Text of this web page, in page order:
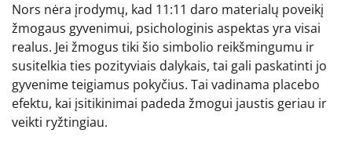
Nors nėra įrodymų, kad 11:11 daro materialų poveikį
žmogaus gyvenimui, psichologinis aspektas yra visai
realus. Jei žmogus tiki šio simbolio reikšmingumu ir
susitelkia ties pozityviais dalykais, tai gali paskatinti jo
gyvenime teigiamus pokyčius. Tai vadinama placebo
efektu, kai įsitikinimai padeda žmogui jaustis geriau ir
veikti ryžtingiau.